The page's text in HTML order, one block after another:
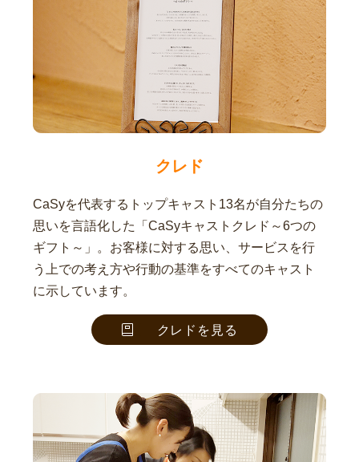
クレド
CaSyを代表するトップキャスト13名が自分たちの
思いを言語化した「CaSyキャストクレド～6つの
ギフト～」。お客様に対する思い、サービスを行
う上での考え方や行動の基準をすべてのキャスト
に示しています。
クレドを見る